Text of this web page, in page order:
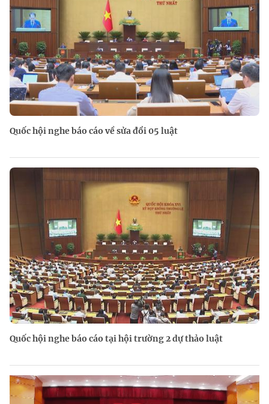
Quốc hội nghe báo cáo về sửa đổi 05 luật
Quốc hội nghe báo cáo tại hội trường 2 dự thảo luật